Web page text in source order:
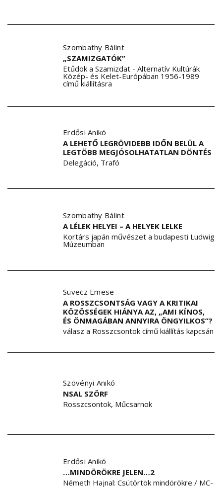
Szombathy Bálint
„SZAMIZGATÓK”
Etűdök a Szamizdat - Alternatív Kultúrák
Közép- és Kelet-Európában 1956-1989
című kiállításra
Erdősi Anikó
A LEHETŐ LEGRÖVIDEBB IDŐN BELÜL A
LEGTÖBB MEGJÓSOLHATATLAN DÖNTÉS
Delegáció, Trafó
Szombathy Bálint
A LÉLEK HELYEI – A HELYEK LELKE
Kortárs japán művészet a budapesti Ludwig
Múzeumban
Süvecz Emese
A ROSSZCSONTSÁG VAGY A KRITIKAI
KÖZÖSSÉGEK HIÁNYA AZ, „AMI KÍNOS,
ÉS ÖNMAGÁBAN ANNYIRA ÖNGYILKOS”?
válasz a Rosszcsontok című kiállítás kapcsán
Szövényi Anikó
NSAL SZÖRF
Rosszcsontok, Műcsarnok
Erdősi Anikó
…MINDÖRÖKRE JELEN…2
Németh Hajnal: Csütörtök mindörökre / MC-